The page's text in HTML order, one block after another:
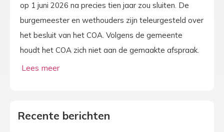
op 1 juni 2026 na precies tien jaar zou sluiten. De
burgemeester en wethouders zijn teleurgesteld over
het besluit van het COA. Volgens de gemeente
houdt het COA zich niet aan de gemaakte afspraak.
Recente berichten